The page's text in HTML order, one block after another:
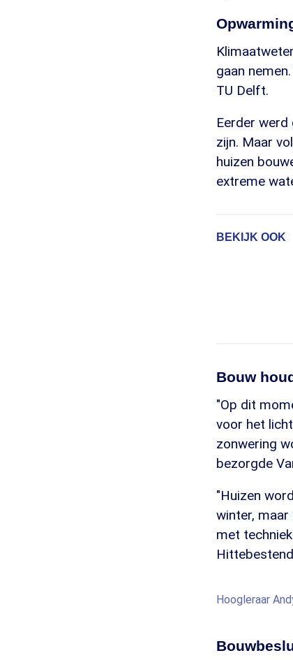
gaan
TU Delft.
Eerder
zijn. Maar
huizen
extreme
BEKIJK OOK
Bouw
"Op dit
voor het
zonwering
bezorgde
"Huizen
winter,
met
Hoogleraar